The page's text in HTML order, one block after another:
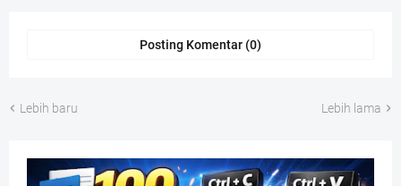
Posting Komentar (0)
Lebih baru Lebih lama